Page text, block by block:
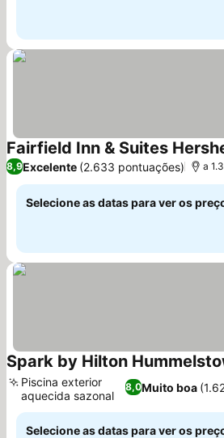
Fairfield Inn & Suites
8,9Excelente (2.633 pontuações) a
Selecione as datas para ver os
Spark by Hilton
8,0Muito boa
Piscina exterior
aquecida sazonal
Selecione as datas para ver os